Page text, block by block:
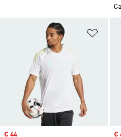
Precio de venta
€ 44 €